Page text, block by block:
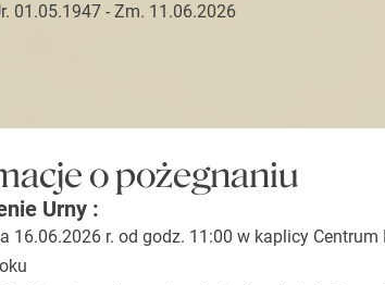
01.05.1947 - Zm. 11.06.2026
o pożegnaniu
Urny :
16.06.2026 r. od godz. 11:00 w kaplicy